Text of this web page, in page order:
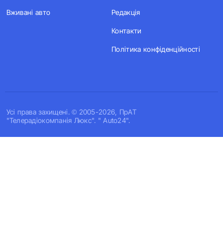
Усi права захищенi. © 2005-2026, ПрАТ
"Телерадіокомпанія Люкс". " Auto24".
Вживані авто Редакція
Контакти
Політика конфіденційності